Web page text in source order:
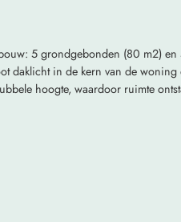
5 grondgebonden (80 m2)
in de kern van de woning
hoogte, waardoor ruimte